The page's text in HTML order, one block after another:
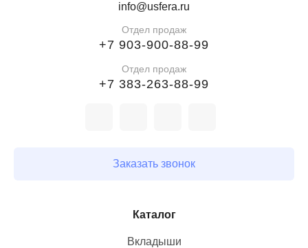
Каталог
Вкладыши
info@usfera.ru
Отдел продаж
+7 903-900-88-99
Отдел продаж
+7 383-263-88-99
Заказать звонок